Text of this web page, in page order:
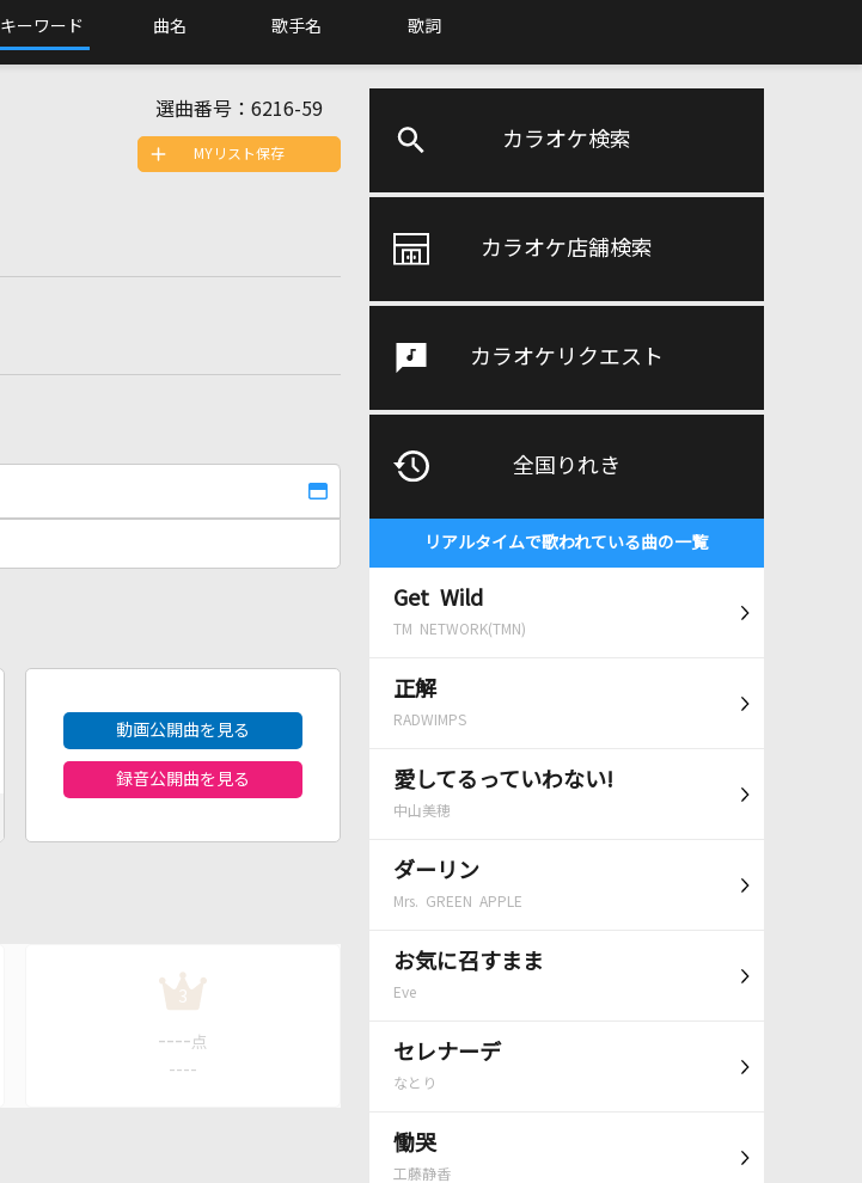
キーワード 曲名 歌手名 歌詞
カラオケ検索
カラオケ店舗検索
カラオケリクエスト
全国りれき
リアルタイムで歌われている曲の一覧
Get Wild
TM NETWORK(TMN)
正解
RADWIMPS
愛してるっていわない!
中山美穂
ダーリン
Mrs. GREEN APPLE
お気に召すまま
Eve
セレナーデ
なとり
慟哭
工藤静香
選曲番号： 6216-59
MYリスト保存
動画公開曲を見る
録音公開曲を見る
3
---- 点
----